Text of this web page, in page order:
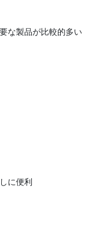
な製品が比較的多い
に便利